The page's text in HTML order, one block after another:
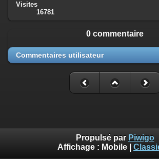
Visites
16781
0 commentaire
Commentaires utilisateur
Propulsé par Piwigo
Affichage : Mobile